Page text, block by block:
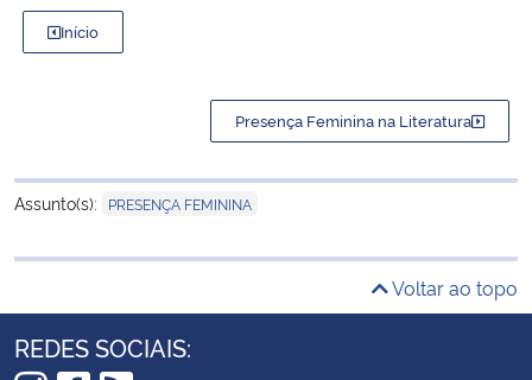
Início
Presença Feminina na Literatura
Assunto(s): PRESENÇA FEMININA
Voltar ao topo
REDES SOCIAIS: